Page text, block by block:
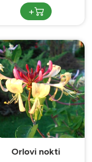
+
Orlovi nokti